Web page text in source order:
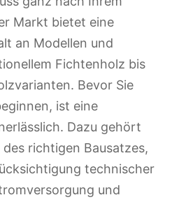
Markt bietet eine
an Modellen und
Fichtenholz bis
Bevor Sie
ist eine
Dazu gehört
richtigen Bausatzes,
technischer
und